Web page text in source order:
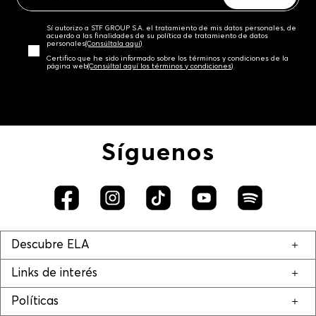
Sí autorizo a STF GROUP S.A. el tratamiento de mis datos personales, de
acuerdo a las finalidades de su política de tratamiento de datos
personales‎(Consúltala aquí)
Certifico que he sido informado sobre los términos y condiciones de la
página web‎(Consúltal aquí los términos y condiciones)
Síguenos
Descubre ELA
Links de interés
Políticas